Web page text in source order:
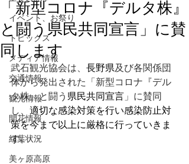
イベント、お祭り
トピックス
メディア情報
交通情報
観光情報
開花情報
紅葉状況
美ヶ原高原
「新型コロナ『デルタ株』
と闘う県民共同宣言」に賛
同します
武石観光協会は、 長野県及び各関係団
体から発出された「新型コロナ『デル
タ株』と闘う 県民共同宣言 」に賛同
し、 適切な感染対策を行い感染防止対
策を今まで以上に厳格に行っていきま
す。